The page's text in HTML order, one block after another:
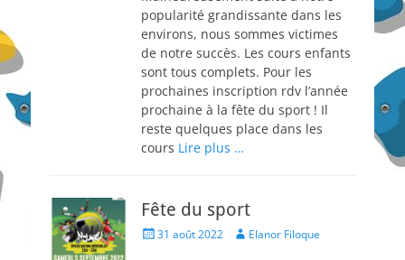
popularité grandissante dans les
environs, nous sommes victimes
de notre succès. Les cours enfants
sont tous complets. Pour les
prochaines inscription rdv l’année
prochaine à la fête du sport ! Il
reste quelques place dans les
cours Lire plus …
Fête du sport
Posted31 août 2022 AuthorElanor Filoque